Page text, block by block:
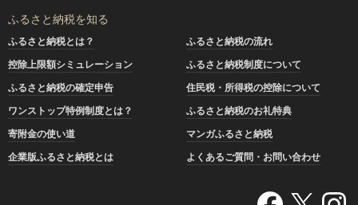
ふるさと納税を知る
ふるさと納税とは？
ふるさと納税の流れ
控除上限額シミュレーション
ふるさと納税制度について
ふるさと納税の確定申告
住民税・所得税の控除について
ワンストップ特例制度とは？
ふるさと納税のお礼特典
寄附金の使い道
マンガふるさと納税
企業版ふるさと納税とは
よくあるご質問・お問い合わせ